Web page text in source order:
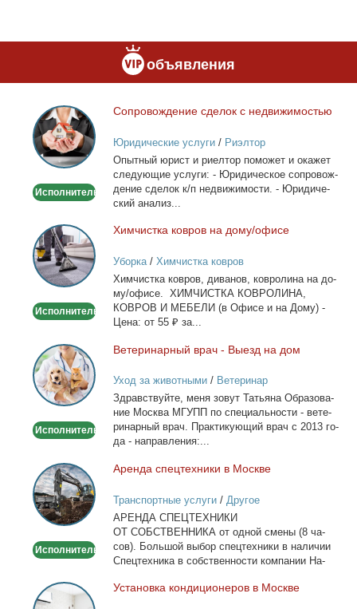
объявления
Сопровождение
сделок
с
недвижимостью
Исполнитель
Со­про­вож­де­ние сде­лок с недви­жи­мо­стью
Юридические услуги/ Риэлтор
Опыт­ный юрист и ри­ел­тор по­мо­жет и ока­жет
сле­ду­ю­щие услу­ги: - Юри­ди­че­ское со­про­вож­
де­ние сде­лок к/п недви­жи­мо­сти. - Юри­ди­че­
ский ана­лиз...
Химчистка
ковров
на
дому/
Исполнитель
Хим­чист­ка ков­ров на до­му/офи­се
Уборка/ Химчистка ковров
Хим­чист­ка ков­ров, ди­ва­нов, ков­ро­ли­на на до­
му/офи­се. ХИМЧИСТКА КОВРОЛИНА,
КОВРОВ И МЕБЕЛИ (в Офи­се и на До­му) -
Це­на: от 55 ₽ за...
Ветеринарный
врач
-
Выезд
дом
Исполнитель
Ве­те­ри­нар­ный врач - Вы­езд на дом
Уход за животными/ Ветеринар
Здрав­ствуй­те, ме­ня зо­вут Та­тья­на Об­ра­зо­ва­
ние Москва МГУПП по спе­ци­аль­но­сти - ве­те­
ри­нар­ный врач. Прак­ти­ку­ю­щий врач с 2013 го­
да - на­прав­ле­ния:...
Аренда
спецтехники
в
Москве
Исполнитель
Арен­да спец­тех­ни­ки в Москве
Транспортные услуги/ Другое
АРЕНДА СПЕЦТЕХНИКИ
ОТ СОБСТВЕННИКА от од­ной сме­ны (8 ча­
сов). Боль­шой вы­бор спец­тех­ни­ки в на­ли­чии
Спец­тех­ни­ка в соб­ствен­но­сти ком­па­нии На­
Установка
Уста­нов­ка кон­ди­ци­о­не­ров в Москве